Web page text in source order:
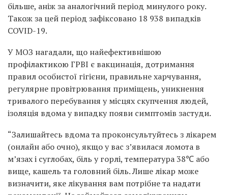
більше, аніж за аналогічний період минулого року.
Також за цей період зафіксовано 18 938 випадків
COVID-19.
У МОЗ нагадали, що найефективнішою
профілактикою ГРВІ є вакцинація, дотримання
правил особистої гігієни, правильне харчування,
регулярне провітрювання приміщень, уникнення
тривалого перебування у місцях скупчення людей,
ізоляція вдома у випадку появи симптомів застуди.
“Залишайтесь вдома та проконсультуйтесь з лікарем
(онлайн або очно), якщо у вас з’явилася ломота в
мʼязах і суглобах, біль у горлі, температура 38℃ або
вище, кашель та головний біль. Лише лікар може
визначити, яке лікування вам потрібне та надати